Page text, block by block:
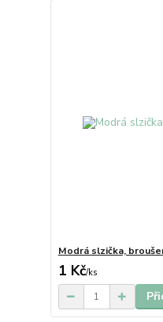
Modrá slzička,
1 Kč/ks